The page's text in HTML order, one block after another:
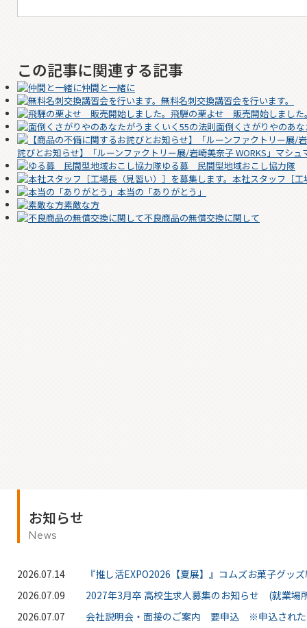
有
この記事に関連する記事
仲間と一緒に
無料名刺交換講習会を行います。
飛騨の栗よせ 販売開始しました
面倒くさがりやのあ
詫びとお知らせ】「ルーンファクトリー展/岩崎美奈子 WORKS」マシュ
ゆる募 民間型地域おこし協力隊
本社スタッフ［
本当の「ありがとう」
素敵な方
不良商品の無償交換に関して
お知らせ
News
2026.07.14
『推し活EXPO2026【夏展】』コムズお菓子グッ
2026.07.09
2027年3月卒 高校生求人募集のお知らせ (就業場
2026.07.07
会社説明会・面接のご案内 要申込 ※申込された